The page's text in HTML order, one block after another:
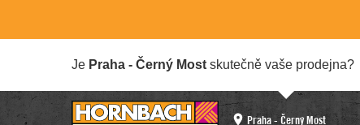
Je Praha - Černý Most skutečně vaše prodejna?
Praha - Černý Most